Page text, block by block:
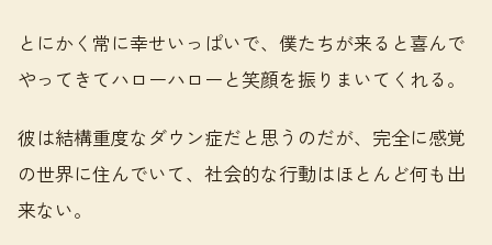
とにかく常に幸せいっぱいで、僕たちが来ると喜んで
やってきてハローハローと笑顔を振りまいてくれる。
彼は結構重度なダウン症だと思うのだが、完全に感覚
の世界に住んでいて、社会的な行動はほとんど何も出
来ない。